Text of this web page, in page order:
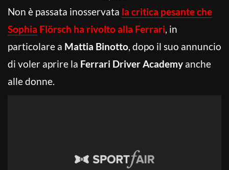
Non è passata inosservata la critica pesante che
Sophia Flörsch ha rivolto alla Ferrari, in
particolare a Mattia Binotto, dopo il suo annuncio
di voler aprire la Ferrari Driver Academy anche
alle donne.